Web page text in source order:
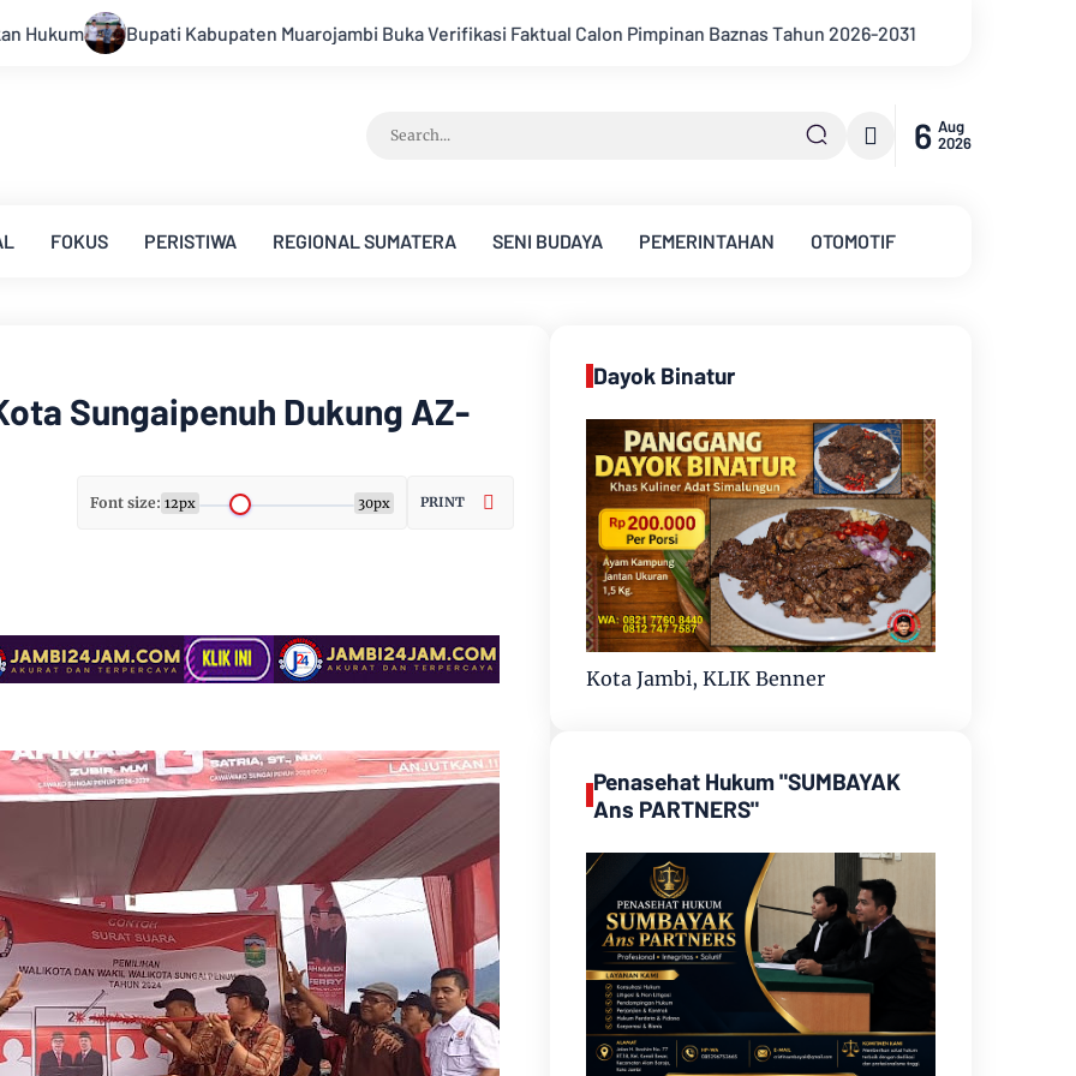
Buka Verifikasi Faktual Calon Pimpinan Baznas Tahun 2026-2031
6 Aug
2026
FOKUS PERISTIWA REGIONAL SUMATERA SENI BUDAYA PEMERINTAHAN OTOMOTIF
Sungaipenuh Dukung AZ-
Font size: 12px 30px PRINT
Dayok Binatur
Kota Jambi, KLIK Benner
Penasehat Hukum "SUMBAYAK
Ans PARTNERS"